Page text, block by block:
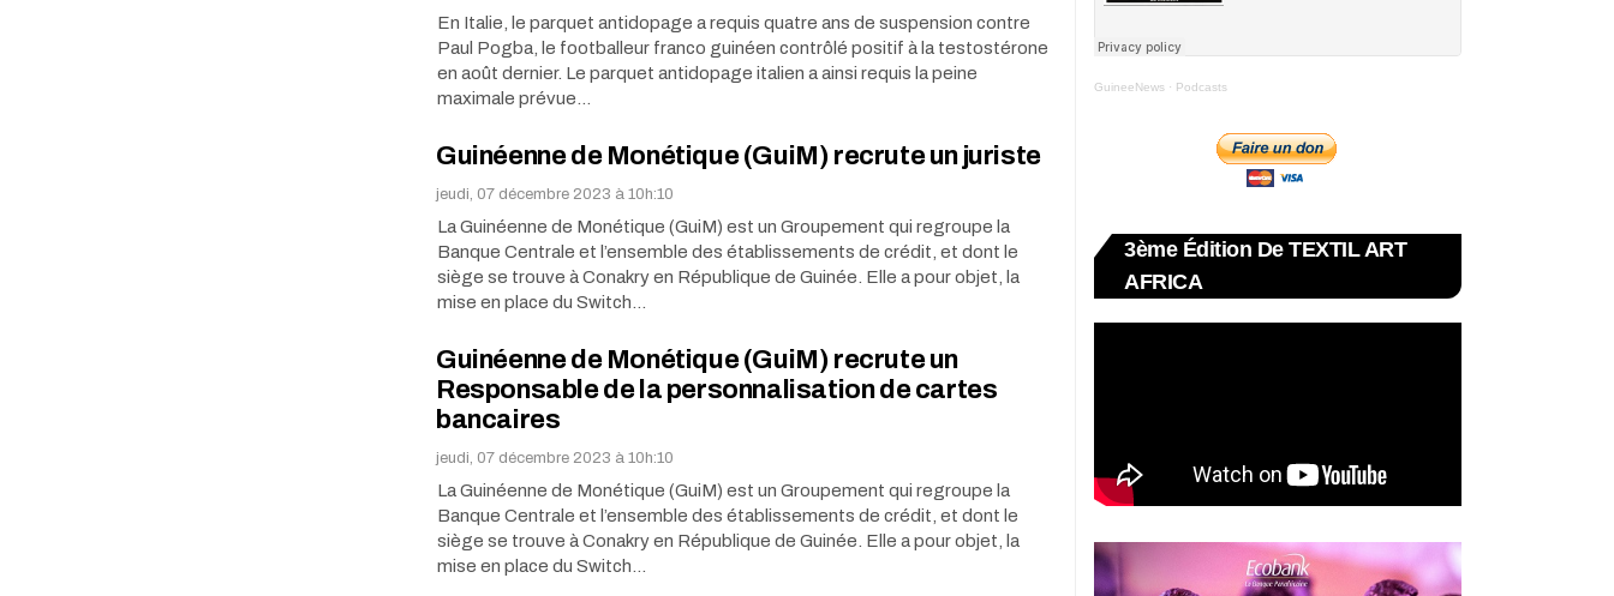
En Italie, le parquet antidopage a requis quatre ans de suspension contre
Paul Pogba, le footballeur franco guinéen contrôlé positif à la testostérone
en août dernier. Le parquet antidopage italien a ainsi requis la peine
maximale prévue…
Guinéenne de Monétique (GuiM) recrute un juriste
jeudi, 07 décembre 2023 à 10h:10
La Guinéenne de Monétique (GuiM) est un Groupement qui regroupe la
Banque Centrale et l’ensemble des établissements de crédit, et dont le
siège se trouve à Conakry en République de Guinée. Elle a pour objet, la
mise en place du Switch…
Guinéenne de Monétique (GuiM) recrute un
Responsable de la personnalisation de cartes
bancaires
jeudi, 07 décembre 2023 à 10h:10
La Guinéenne de Monétique (GuiM) est un Groupement qui regroupe la
Banque Centrale et l’ensemble des établissements de crédit, et dont le
siège se trouve à Conakry en République de Guinée. Elle a pour objet, la
mise en place du Switch…
GuineeNews · Podcasts
3ème Édition De TEXTIL ART
AFRICA